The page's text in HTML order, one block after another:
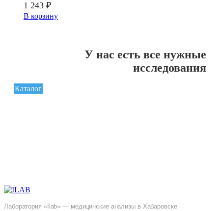
1 243 ₽
В корзину
У нас есть все нужные
исследования
Каталог
Лаборатория «Ilab» — медицинские анализы в Хабаровске